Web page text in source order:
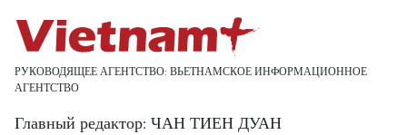
РУКОВОДЯЩЕЕ АГЕНТСТВО: ВЬЕТНАМСКОЕ ИНФОРМАЦИОННОЕ
АГЕНТСТВО
Главный редактор: ЧАН ТИЕН ДУАН